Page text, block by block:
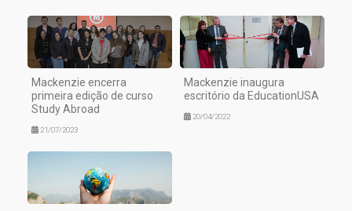
Mackenzie encerra
primeira edição de curso
Study Abroad
21/07/2023
Mackenzie inaugura
escritório da EducationUSA
20/04/2022